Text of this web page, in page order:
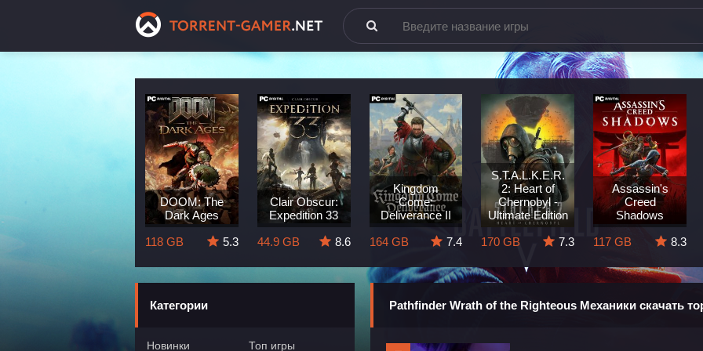
DOOM: The
Dark Ages
118 GB
5.3
Clair Obscur:
Expedition 33
44.9 GB
8.6
Kingdom
Come:
Deliverance II
164 GB
7.4
S.T.A.L.K.E.R.
2: Heart of
Chernobyl -
Ultimate Edition
170 GB
7.3
Assassin's
Creed
Shadows
117 GB
8.3
Категории
Новинки
Топ игры
Pathfinder Wrath of the Righteous Механики скачать